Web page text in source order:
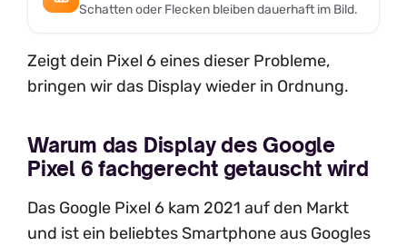
Schatten oder Flecken bleiben dauerhaft im Bild.
Zeigt dein Pixel 6 eines dieser Probleme,
bringen wir das Display wieder in Ordnung.
Warum das Display des Google
Pixel 6 fachgerecht getauscht wird
Das Google Pixel 6 kam 2021 auf den Markt
und ist ein beliebtes Smartphone aus Googles